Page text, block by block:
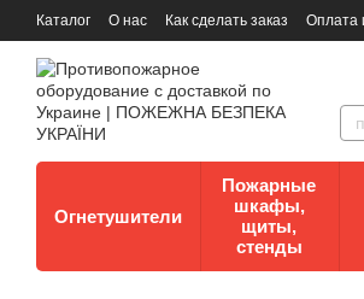
Каталог О нас Как сделать заказ Оплата
Документы
Контакты Документы по
Огнетушители
Пожарные
шкафы,
щиты,
стенды